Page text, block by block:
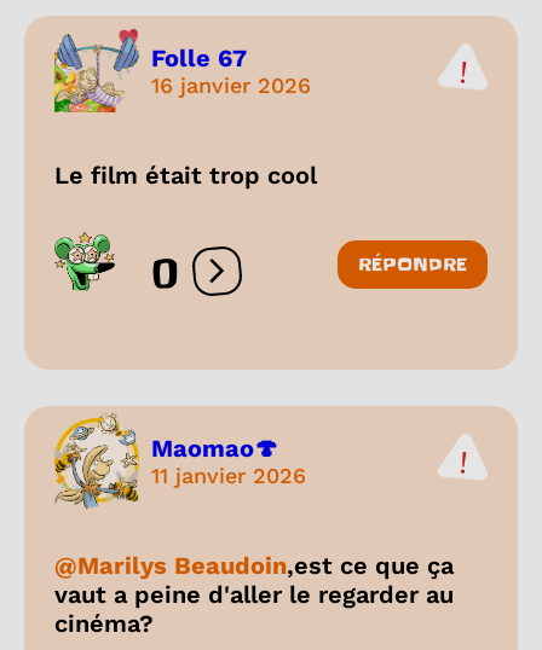
Folle 67
16 janvier 2026
Le film était trop cool
0 Ouvrir les réactions
RÉPONDRE
Maomao🍄
11 janvier 2026
@Marilys Beaudoin,est ce que ça
vaut a peine d'aller le regarder au
cinéma?